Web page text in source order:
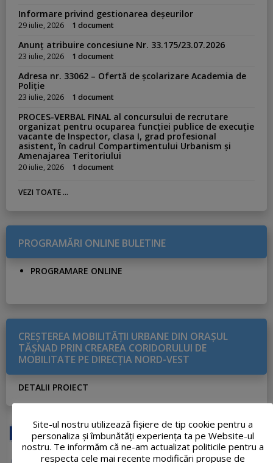
Informare privind gestionarea deșeurilor
29 iulie, 2026 1 document
Anunț atribuire concesiune Nr. 33.175/23.07.2026
23 iulie, 2026 1 document
Adresa nr. 33062 – Ofertă de școlarizare Academia de
Poliție
23 iulie, 2026 1 document
PROCES-VERBAL FINAL al concursului de recrutare
organizat pentru ocuparea funcției publice de execuție
vacante de Inspector, clasa I, grad profesional
asistent, în cadrul Compartimentului Urbanism și
Amenajarea Teritoriului
20 iulie, 2026 1 document
VEZI TOATE ...
PROGRAMĂRI ONLINE BULETINE
PROGRAMARE ONLINE
CREŞTEREA MOBILITĂŢII URBANE DIN ORAŞUL
TĂŞNAD PRIN CREAREA CORIDORULUI DE
MOBILITATE PE DIRECŢIA NORD-VEST
DETALII PROIECT
Site-ul nostru utilizează fişiere de tip cookie pentru a
personaliza și îmbunătăți experiența ta pe Website-ul
nostru. Te informăm că ne-am actualizat politicile pentru a
respecta cele mai recente modificări propuse de